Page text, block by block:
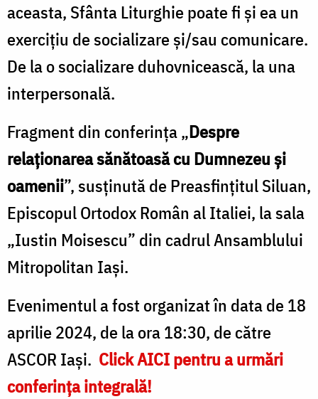
aceasta, Sfânta Liturghie poate fi și ea un
exercițiu de socializare și/sau comunicare.
De la o socializare duhovnicească, la una
interpersonală.
Fragment din conferința „Despre
relaționarea sănătoasă cu Dumnezeu și
oamenii”, susținută de Preasfințitul Siluan,
Episcopul Ortodox Român al Italiei, la sala
„Iustin Moisescu” din cadrul Ansamblului
Mitropolitan Iași.
Evenimentul a fost organizat în data de 18
aprilie 2024, de la ora 18:30, de către
ASCOR Iași. Click AICI pentru a urmări
conferința integrală!